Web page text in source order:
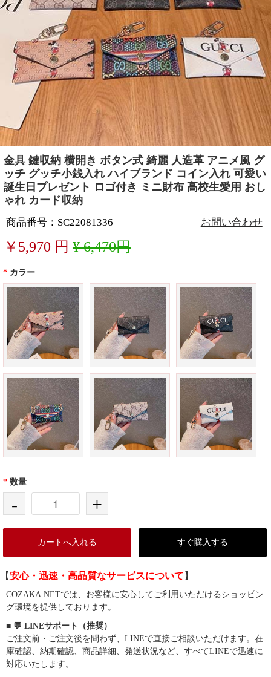
金具 鍵収納 横開き ボタン式 綺麗 人造革 アニメ風 グ
ッチ グッチ小銭入れ ハイブランド コイン入れ 可愛い
誕生日プレゼント ロゴ付き ミニ財布 高校生愛用 おし
ゃれ カード収納
商品番号：SC22081336 お問い合わせ
￥ 5,970 円 ¥ 6,470円
* カラー
* 数量
- +
カートへ入れる すぐ購入する
【安心・迅速・高品質なサービスについて 】
COZAKA.NETでは、お客様に安心してご利用いただけるショッピン
グ環境を提供しております。
■ 💬 LINEサポート（推奨）
ご注文前・ご注文後を問わず、LINEで直接ご相談いただけます。在
庫確認、納期確認、商品詳細、発送状況など、すべてLINEで迅速に
対応いたします。